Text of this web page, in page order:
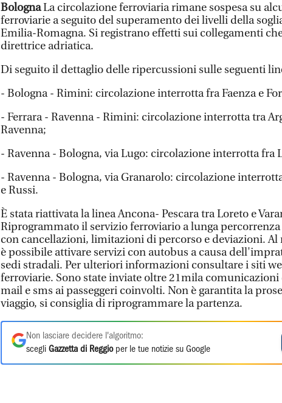
BolognaLa circolazione ferroviaria rimane sospesa su
ferroviarie a seguito del superamento dei livelli della
Emilia-Romagna. Si registrano effetti sui collegamenti
direttrice adriatica.
Di seguito il dettaglio delle ripercussioni sulle seguenti
- Bologna - Rimini: circolazione interrotta fra Faenza e
- Ferrara - Ravenna - Rimini: circolazione interrotta tra
Ravenna;
- Ravenna - Bologna, via Lugo: circolazione interrotta fra
- Ravenna - Bologna, via Granarolo: circolazione
e Russi.
È stata riattivata la linea Ancona- Pescara tra Loreto e
Riprogrammato il servizio ferroviario a lunga percorrenza
con cancellazioni, limitazioni di percorso e deviazioni.
è possibile attivare servizi con autobus a causa
sedi stradali. Per ulteriori informazioni consultare i siti
ferroviarie. Sono state inviate oltre 21mila comunicazioni
mail e sms ai passeggeri coinvolti. Non è garantita la
viaggio, si consiglia di riprogrammare la partenza.
Non lasciare decidere l'algoritmo:
scegli Gazzetta di Reggioper le tue notizie su Google